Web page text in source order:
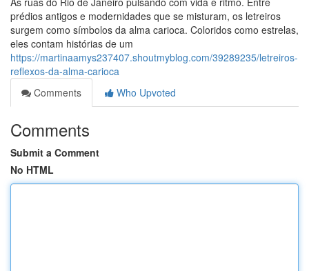
prédios antigos e modernidades que se misturam, os letreiros
surgem como símbolos da alma carioca. Coloridos como estrelas,
eles contam histórias de um
https://martinaamys237407.shoutmyblog.com/39289235/letreiros-
reflexos-da-alma-carioca
Comments
Who Upvoted
Comments
Submit a Comment
No HTML